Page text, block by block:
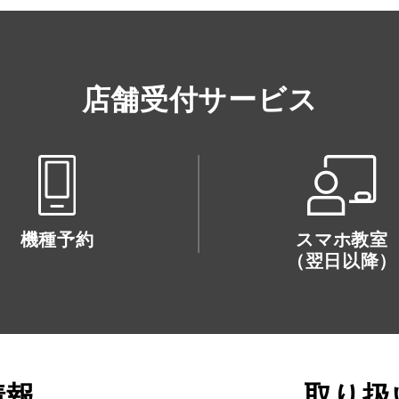
店舗受付サービス
機種予約
スマホ教室
（翌日以降）